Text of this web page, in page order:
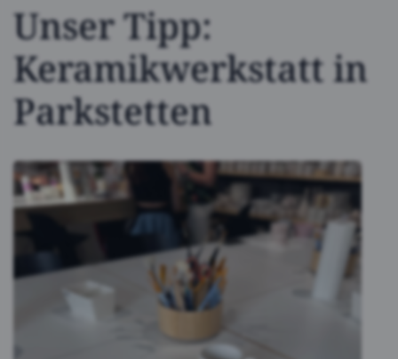
Unser Tipp:
Keramikwerkstatt in
Parkstetten